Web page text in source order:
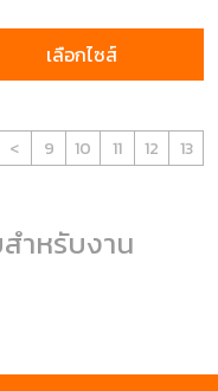
เลือกไซส์
< 9 10 11 12 13
ำหรับงาน